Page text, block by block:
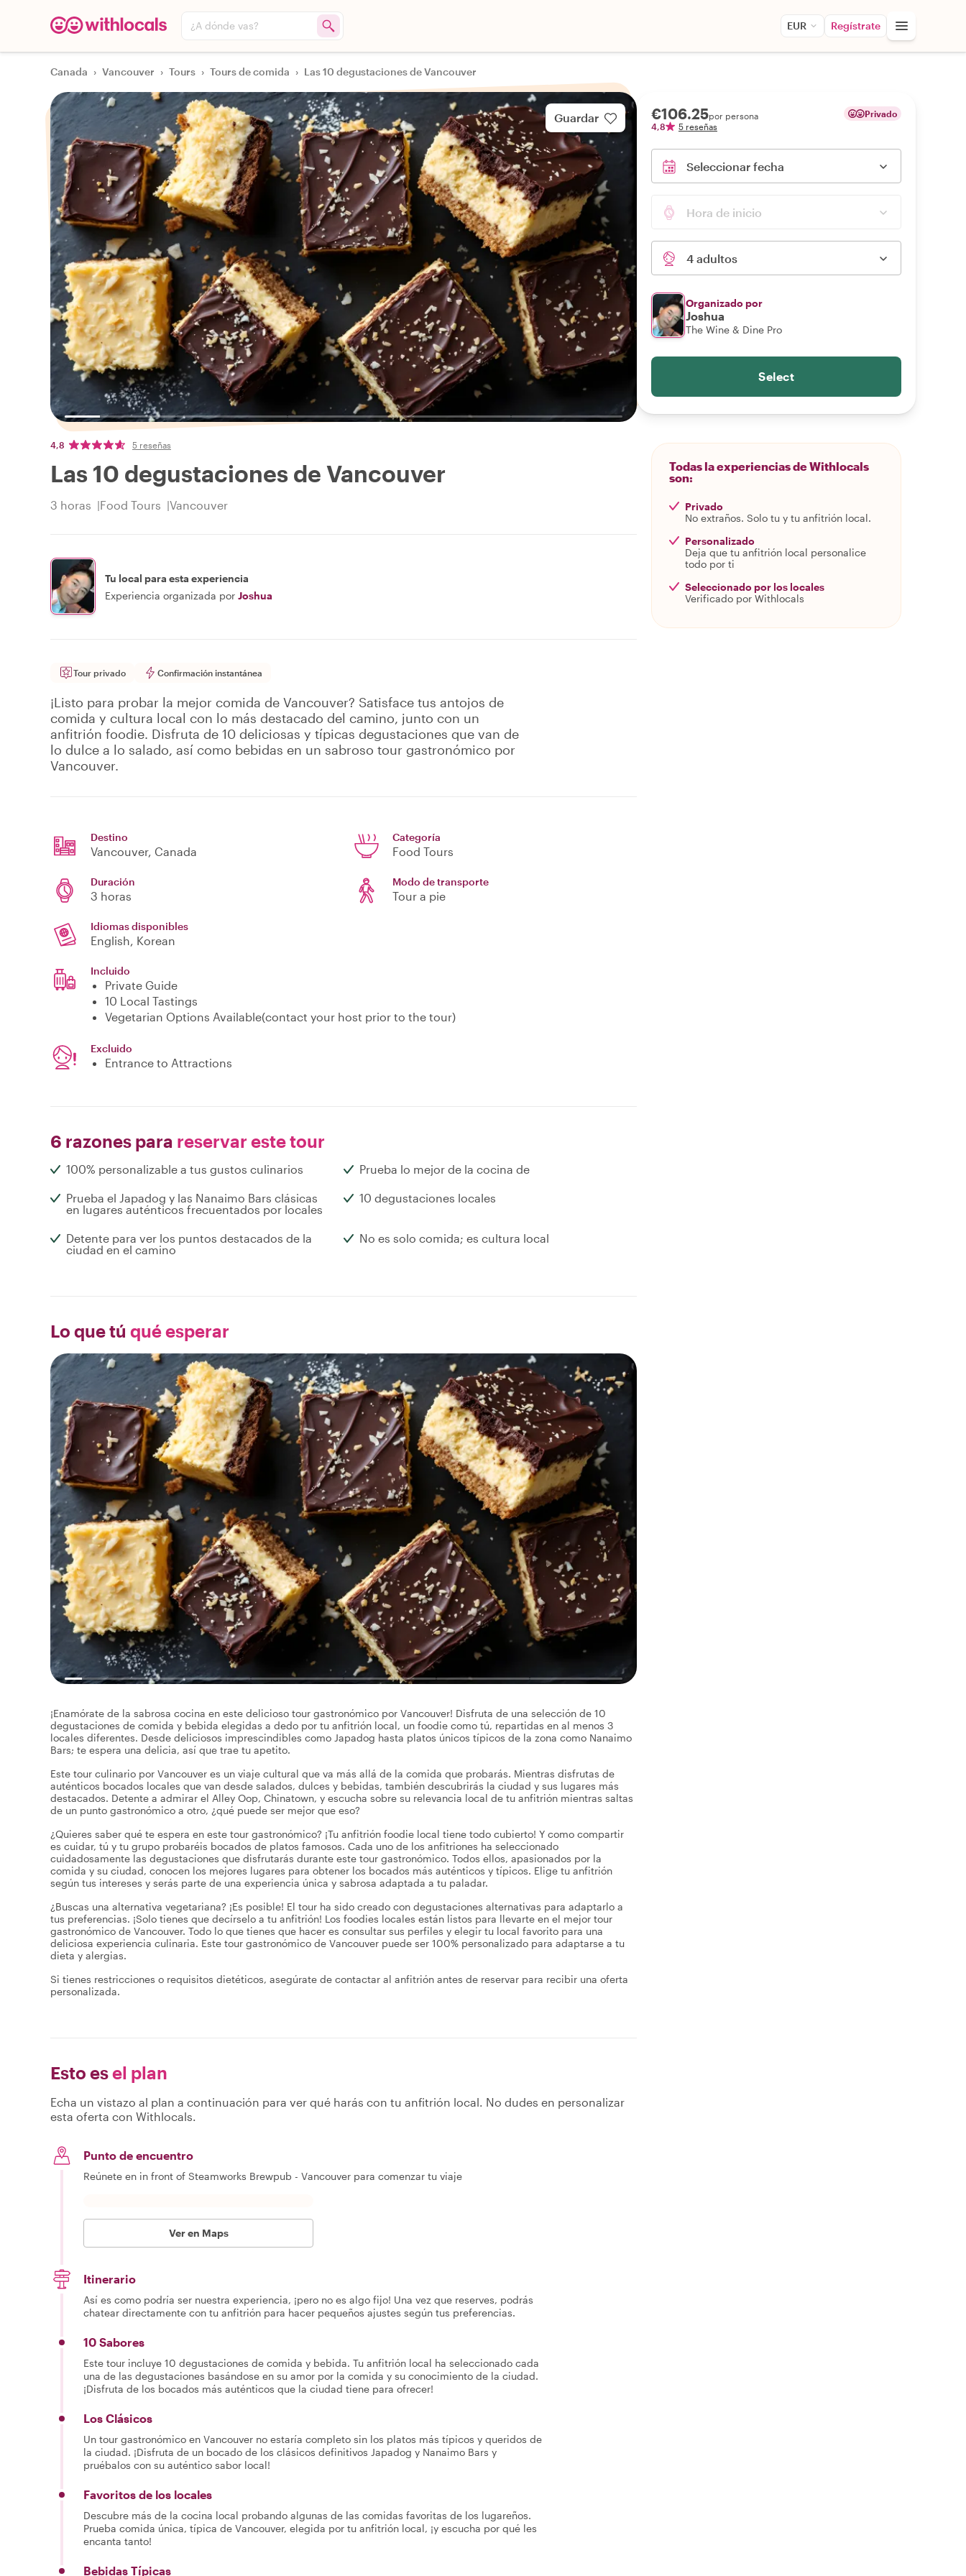
¿A dónde vas? EUR Regístrate
Canada › Vancouver › Tours › Tours de comida › Las 10 degustaciones de Vancouver
Guardar
4,8 5 reseñas
Las 10 degustaciones de Vancouver
3 horas Food Tours Vancouver
Tu local para esta experiencia
Experiencia organizada por Joshua
Tour privado Confirmación instantánea
¡Listo para probar la mejor comida de Vancouver? Satisface tus antojos de
comida y cultura local con lo más destacado del camino, junto con un
anfitrión foodie. Disfruta de 10 deliciosas y típicas degustaciones que van de
lo dulce a lo salado, así como bebidas en un sabroso tour gastronómico por
Vancouver.
Destino
Vancouver, Canada
Categoría
Food Tours
Duración
3 horas
Modo de transporte
Tour a pie
Idiomas disponibles
English, Korean
Incluido
Private Guide
10 Local Tastings
Vegetarian Options Available(contact your host prior to the tour)
Excluido
Entrance to Attractions
6 razones para reservar este tour
100% personalizable a tus gustos culinarios Prueba lo mejor de la cocina de
Prueba el Japadog y las Nanaimo Bars clásicas
en lugares auténticos frecuentados por locales
10 degustaciones locales
Detente para ver los puntos destacados de la
ciudad en el camino
No es solo comida; es cultura local
Lo que tú qué esperar
¡Enamórate de la sabrosa cocina en este delicioso tour gastronómico por Vancouver! Disfruta de una selección de 10
degustaciones de comida y bebida elegidas a dedo por tu anfitrión local, un foodie como tú, repartidas en al menos 3
locales diferentes. Desde deliciosos imprescindibles como Japadog hasta platos únicos típicos de la zona como Nanaimo
Bars; te espera una delicia, así que trae tu apetito.
Este tour culinario por Vancouver es un viaje cultural que va más allá de la comida que probarás. Mientras disfrutas de
auténticos bocados locales que van desde salados, dulces y bebidas, también descubrirás la ciudad y sus lugares más
destacados. Detente a admirar el Alley Oop, Chinatown, y escucha sobre su relevancia local de tu anfitrión mientras saltas
de un punto gastronómico a otro, ¿qué puede ser mejor que eso?
¿Quieres saber qué te espera en este tour gastronómico? ¡Tu anfitrión foodie local tiene todo cubierto! Y como compartir
es cuidar, tú y tu grupo probaréis bocados de platos famosos. Cada uno de los anfitriones ha seleccionado
cuidadosamente las degustaciones que disfrutarás durante este tour gastronómico. Todos ellos, apasionados por la
comida y su ciudad, conocen los mejores lugares para obtener los bocados más auténticos y típicos. Elige tu anfitrión
según tus intereses y serás parte de una experiencia única y sabrosa adaptada a tu paladar.
¿Buscas una alternativa vegetariana? ¡Es posible! El tour ha sido creado con degustaciones alternativas para adaptarlo a
tus preferencias. ¡Solo tienes que decírselo a tu anfitrión! Los foodies locales están listos para llevarte en el mejor tour
gastronómico de Vancouver. Todo lo que tienes que hacer es consultar sus perfiles y elegir tu local favorito para una
deliciosa experiencia culinaria. Este tour gastronómico de Vancouver puede ser 100% personalizado para adaptarse a tu
dieta y alergias.
Si tienes restricciones o requisitos dietéticos, asegúrate de contactar al anfitrión antes de reservar para recibir una oferta
personalizada.
Esto esel plan
Echa un vistazo al plan a continuación para ver qué harás con tu anfitrión local. No dudes en personalizar
esta oferta con Withlocals.
Punto de encuentro
Reúnete en in front of Steamworks Brewpub - Vancouver para comenzar tu viaje
Ver en Maps
Itinerario
Así es como podría ser nuestra experiencia, ¡pero no es algo fijo! Una vez que reserves, podrás
chatear directamente con tu anfitrión para hacer pequeños ajustes según tus preferencias.
10 Sabores
Este tour incluye 10 degustaciones de comida y bebida. Tu anfitrión local ha seleccionado cada
una de las degustaciones basándose en su amor por la comida y su conocimiento de la ciudad.
¡Disfruta de los bocados más auténticos que la ciudad tiene para ofrecer!
Los Clásicos
Un tour gastronómico en Vancouver no estaría completo sin los platos más típicos y queridos de
la ciudad. ¡Disfruta de un bocado de los clásicos definitivos Japadog y Nanaimo Bars y
pruébalos con su auténtico sabor local!
Favoritos de los locales
Descubre más de la cocina local probando algunas de las comidas favoritas de los lugareños.
Prueba comida única, típica de Vancouver, elegida por tu anfitrión local, ¡y escucha por qué les
encanta tanto!
Bebidas Típicas
€106.25por persona
4,8
5 reseñas
Privado
Seleccionar fecha
Hora de inicio
4 adultos
Organizado por
Joshua
The Wine & Dine Pro
Select
Todas la experiencias de Withlocals
son:
Privado
No extraños. Solo tu y tu anfitrión local.
Personalizado
Deja que tu anfitrión local personalice
todo por ti
Seleccionado por los locales
Verificado por Withlocals